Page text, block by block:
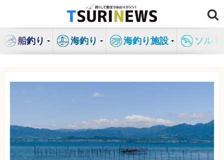
ン
船釣り 海釣り 海釣り施設 ソル